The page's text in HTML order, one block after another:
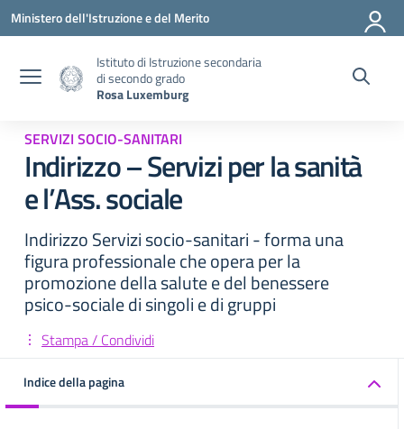
Vai ai contenuti
Vai al menu di navigazione
Vai al footer
Ministero dell'Istruzione e del Merito
Istituto di Istruzione secondaria
di secondo grado
Rosa Luxemburg
SERVIZI SOCIO-SANITARI
Indirizzo – Servizi per la sanità
e l’Ass. sociale
Indirizzo Servizi socio-sanitari - forma una
figura professionale che opera per la
promozione della salute e del benessere
psico-sociale di singoli e di gruppi
Stampa / Condividi
Indice della pagina